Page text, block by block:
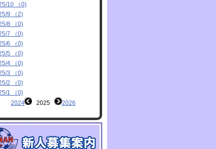
10 （0)
9 （2)
8 （0)
7 （0)
6 （0)
5 （0)
4 （0)
3 （0)
2 （0)
1 （0)
2024
2025 2026